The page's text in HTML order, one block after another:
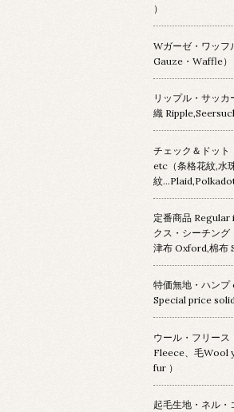
）
Wガーゼ・ワッ
Gauze・Waffle）
リップル・サッ
織
チェック＆ドット
etc（条格花紋,水
紋
定番商品 Regular
クス・シーチング
津布 Oxford,棉布
特価無地・ハン
Special price
ウール・フリース
Fleece、毛Wool
fur ）
起毛生地・ネル・